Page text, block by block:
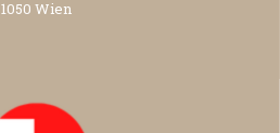
1050 Wien